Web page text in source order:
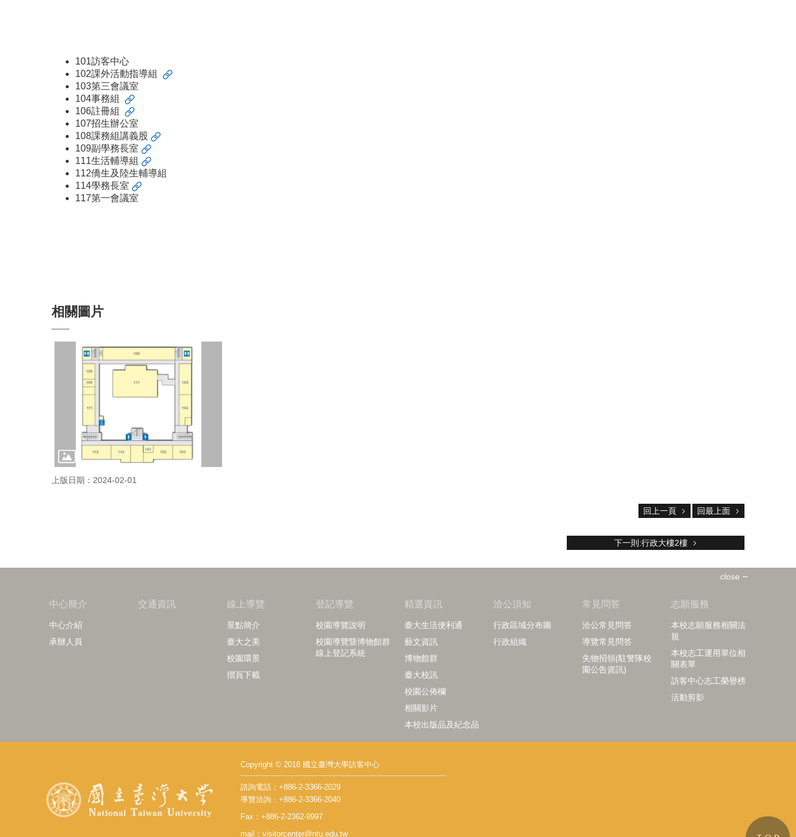
101訪客中心
102課外活動指導組
103第三會議室
104事務組
106註冊組
107招生辦公室
108課務組講義股
109副學務長室
111生活輔導組
112僑生及陸生輔導組
114學務長室
117第一會議室
相關圖片
上版日期：2024-02-01
回上一頁 回最上面
下一則:行政大樓2樓
close
中心簡介
中心介紹
承辦人員
交通資訊 線上導覽
景點簡介
臺大之美
校園環景
摺頁下載
登記導覽
校園導覽說明
校園導覽暨博物館群
線上登記系統
精選資訊
臺大生活便利通
藝文資訊
博物館群
臺大校訊
校園公佈欄
相關影片
本校出版品及紀念品
洽公須知
行政區域分布圖
行政組織
常見問答
洽公常見問答
導覽常見問答
失物招領(駐警隊校
園公告資訊)
志願服務
本校志願服務相關法
規
本校志工運用單位相
關表單
訪客中心志工榮譽榜
活動剪影
Copyright © 2018 國立臺灣大學訪客中心
諮詢電話：+886-2-3366-2029
導覽洽詢：+886-2-3366-2040
Fax：+886-2-2362-9997
mail：visitorcenter@ntu.edu.tw